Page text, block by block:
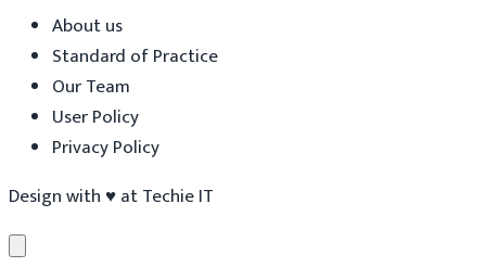
About us
Standard of Practice
Our Team
User Policy
Privacy Policy
Design with ♥atTechie IT